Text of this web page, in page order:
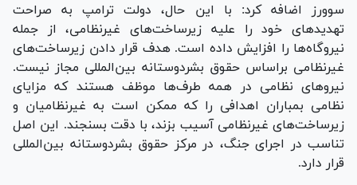
سوورز اضافه کرد: با این حال، دولت ترامپ به صراحت
تهدید‌های خود را علیه زیرساخت‌های غیرنظامی، از جمله
نیروگاه‌ها را افزایش داده است. هدف قرار دادن زیرساخت‌های
غیرنظامی براساس حقوق بشردوستانه بین‌المللی مجاز نیست.
نیرو‌های نظامی در همه طرف‌ها موظف هستند که مزایای
نظامی بمباران اهدافی را که ممکن است به غیرنظامیان و
زیرساخت‌های غیرنظامی آسیب بزند، با دقت بسنجند. این اصل
تناسب در اجرای جنگ، در مرکز حقوق بشردوستانه بین‌المللی
قرار دارد.